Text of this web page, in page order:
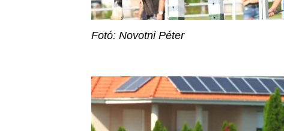
Fotó: Novotni Péter